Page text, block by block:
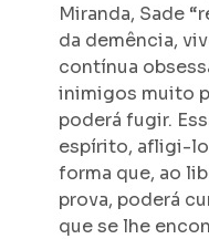
Miranda, Sade
da demência,
contínua
inimigos muito
poderá fugir.
espírito, afligi-
forma que, ao
prova, poderá
que se lhe